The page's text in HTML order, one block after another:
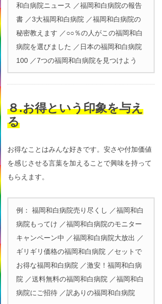
和白病院ニュース ／福岡和白病院の報告
書 ／3大福岡和白病院 ／福岡和白病院の
秘密教えます ／○○％の人がこの福岡和白
病院を選びました ／日本の福岡和白病院
100 ／7つの福岡和白病院を見つけよう
８.お得という印象を与え
る
お得なことはみんな好きです。安さや付加価値
を感じさせる言葉を加えることで興味を持って
もらえます。
例： 福岡和白病院売り尽くし ／福岡和白
病院もってけ ／福岡和白病院のモニター
キャンペーン中 ／福岡和白病院大放出 ／
ギリギリ価格の福岡和白病院 ／セットで
お得な福岡和白病院 ／激安！福岡和白病
院 ／送料無料の福岡和白病院 ／福岡和白
病院にご招待 ／訳ありの福岡和白病院